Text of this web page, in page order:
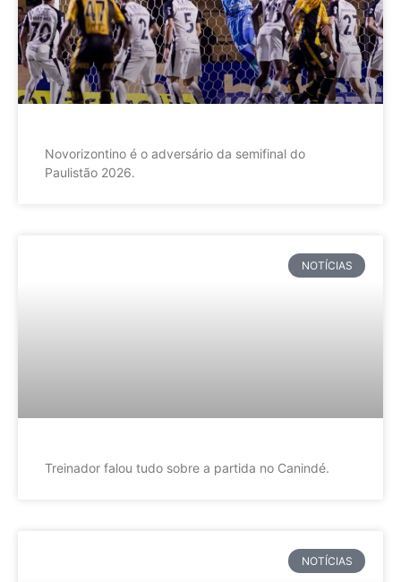
Novorizontino é o adversário da semifinal do
Paulistão 2026.
NOTÍCIAS
Treinador falou tudo sobre a partida no Canindé.
NOTÍCIAS